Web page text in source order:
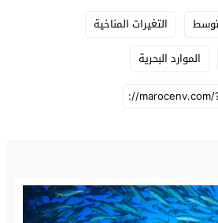
التغيرات المناخية
الموارد البحرية